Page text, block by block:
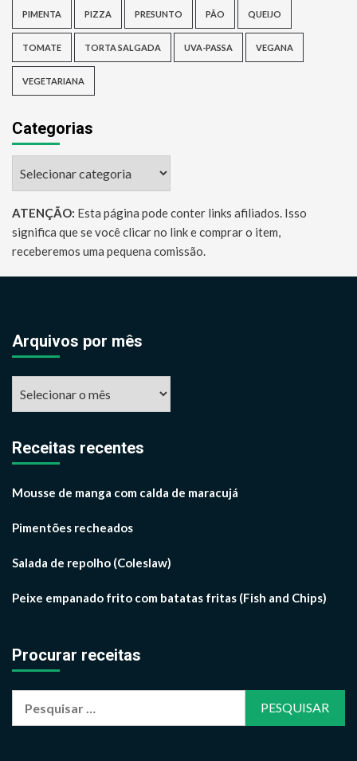
PIMENTA PIZZA PRESUNTO PÃO QUEIJO
TOMATE TORTA SALGADA UVA-PASSA VEGANA
VEGETARIANA
Categorias
ATENÇÃO: Esta página pode conter links afiliados. Isso
significa que se você clicar no link e comprar o item,
receberemos uma pequena comissão.
Arquivos por mês
Receitas recentes
Mousse de manga com calda de maracujá
Pimentões recheados
Salada de repolho (Coleslaw)
Peixe empanado frito com batatas fritas (Fish and Chips)
Procurar receitas